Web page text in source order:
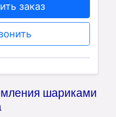
заказ
шариками